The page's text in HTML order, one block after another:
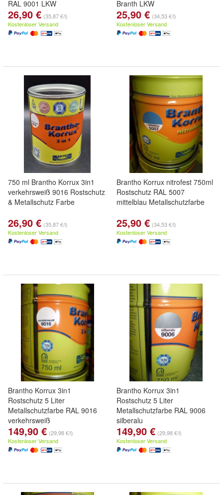
RAL 9001 LKW
26,90 € (35,87 €/l)
Kostenloser Versand
Branth LKW
25,90 € (34,53 €/l)
Kostenloser Versand
750 ml Brantho Korrux 3in1
verkehrsweiß 9016 Rostschutz
& Metallschutz Farbe
26,90 € (35,87 €/l)
Kostenloser Versand
Brantho Korrux nitrofest 750ml
Rostschutz RAL 5007
mittelblau Metallschutzfarbe
25,90 € (34,53 €/l)
Kostenloser Versand
Brantho Korrux 3in1
Rostschutz 5 Liter
Metallschutzfarbe RAL 9016
verkehrsweiß
149,90 € (29,98 €/l)
Kostenloser Versand
Brantho Korrux 3in1
Rostschutz 5 Liter
Metallschutzfarbe RAL 9006
silberalu
149,90 € (29,98 €/l)
Kostenloser Versand